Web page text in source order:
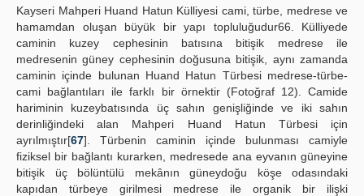
Kayseri Mahperi Huand Hatun Külliyesi cami, türbe, medrese ve
hamamdan oluşan büyük bir yapı topluluğudur66. Külliyede
caminin kuzey cephesinin batısına bitişik medrese ile
medresenin güney cephesinin doğusuna bitişik, aynı zamanda
caminin içinde bulunan Huand Hatun Türbesi medrese-türbe-
cami bağlantıları ile farklı bir örnektir (Fotoğraf 12). Camide
hariminin kuzeybatısında üç sahın genişliğinde ve iki sahın
derinliğindeki alan Mahperi Huand Hatun Türbesi için
ayrılmıştır[67]. Türbenin caminin içinde bulunması camiyle
fiziksel bir bağlantı kurarken, medresede ana eyvanın güneyine
bitişik üç bölüntülü mekânın güneydoğu köşe odasındaki
kapıdan türbeye girilmesi medrese ile organik bir ilişki